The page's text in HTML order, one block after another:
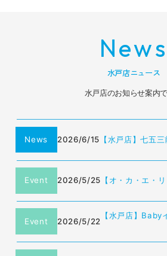
News
水戸店ニュース
水戸店のお知らせ案内で
News 2026/6/15 【水戸店】七五
Event 2026/5/25 【オ・カ・エ・
Event 2026/5/22
【水戸店】Baby